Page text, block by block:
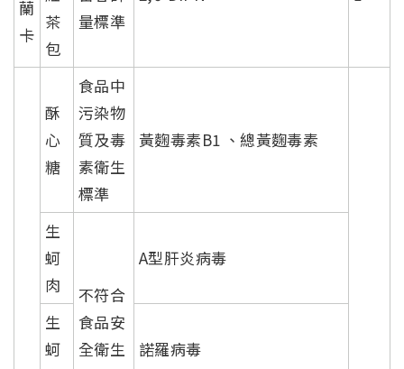
蘭
卡
茶
包
量標準
酥
心
糖
食品中
污染物
質及毒
素衛生
標準
黃麴毒素B1 、總黃麴毒素
生
蚵
肉
不符合
食品安
全衛生
A型肝炎病毒
生
蚵
諾羅病毒